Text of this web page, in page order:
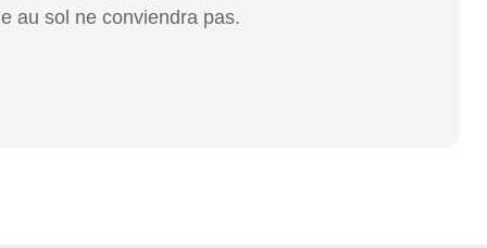
au sol ne conviendra pas.